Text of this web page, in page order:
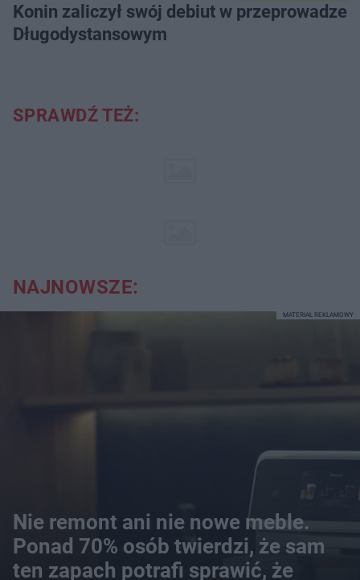
Konin zaliczył swój debiut w przeprowadzeniu Grand Prix Wielkopolski w Pływaniu
Długodystansowym
SPRAWDŹ TEŻ:
NAJNOWSZE:
Nie remont ani nie nowe meble.
Ponad 70% osób twierdzi, że sam
ten zapach potrafi sprawić, że
MATERIAŁ REKLAMOWY